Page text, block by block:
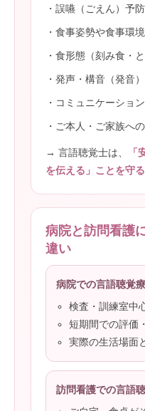
・誤嚥（ごえん）予
・食事姿勢や食事環
・食形態（刻み食・
・発声・構音（発音
・コミュニケーショ
・ご本人・ご家族へ
→ 言語聴覚士は、
「
を伝える」ことを守
病院と訪問看護
違い
病院での言語聴覚
検査・訓練室中
短期間での評価
実際の生活場面
訪問看護での言語